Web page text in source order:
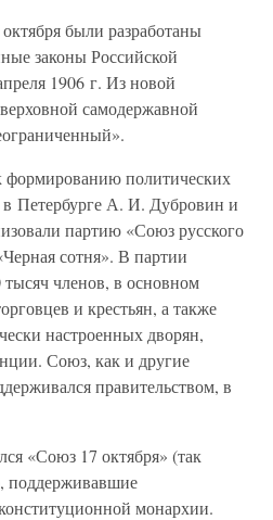
были разработаны
законы Российской
1906 г. Из новой
самодержавной
формированию политических
Петербурге А. И. Дубровин и
партию «Союз русского
сотня». В партии
тысяч членов, в основном
и крестьян, а также
настроенных дворян,
Союз, как и другие
правительством, в
«Союз 17 октября» (так
поддерживавшие
монархии.